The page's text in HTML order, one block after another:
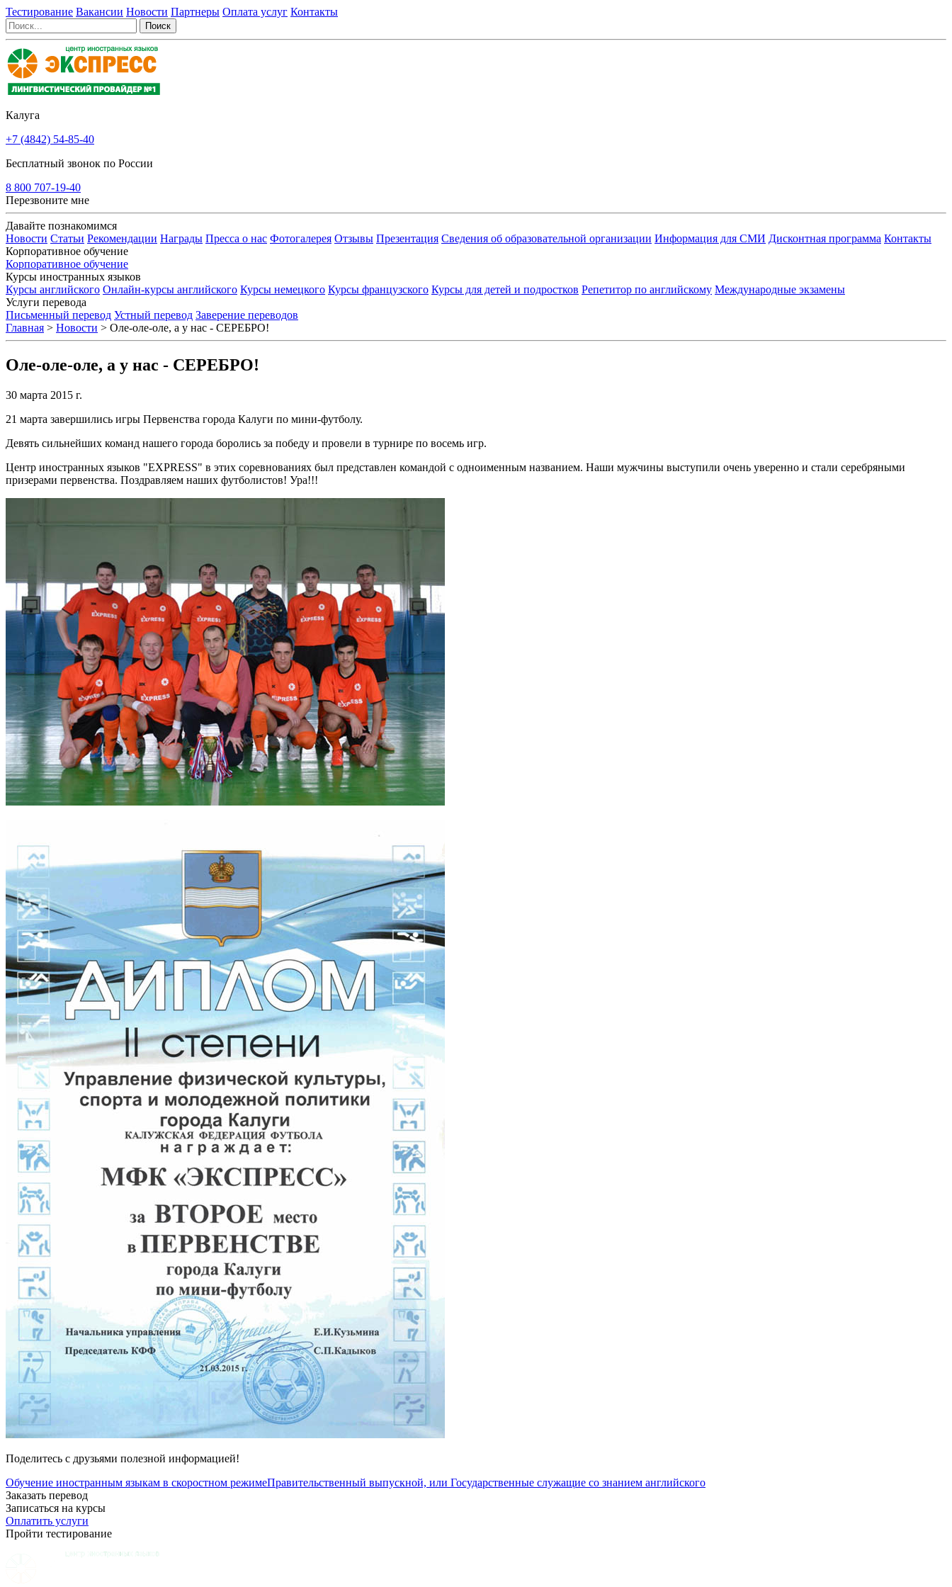
Тестирование Вакансии Новости Партнеры Оплата услуг Контакты
Калуга
+7 (4842) 54-85-40
Бесплатный звонок по России
8 800 707-19-40
Перезвоните мне
Давайте познакомимся
Новости Статьи Рекомендации Награды Пресса о нас Фотогалерея Отзывы Презентация Сведения об образовательной организации Информация для СМИ Дисконтная программа Контакты
Корпоративное обучение
Корпоративное обучение
Курсы иностранных языков
Курсы английского Онлайн-курсы английского Курсы немецкого Курсы французского Курсы для детей и подростков Репетитор по английскому Международные экзамены
Услуги перевода
Письменный перевод Устный перевод Заверение переводов
Главная > Новости > Оле-оле-оле, а у нас - СЕРЕБРО!
Оле-оле-оле, а у нас - СЕРЕБРО!
30 марта 2015 г.
21 марта завершились игры Первенства города Калуги по мини-футболу.
Девять сильнейших команд нашего города боролись за победу и провели в турнире по восемь игр.
Центр иностранных языков "EXPRESS" в этих соревнованиях был представлен командой с одноименным названием. Наши мужчины выступили очень уверенно и стали серебряными
призерами первенства. Поздравляем наших футболистов! Ура!!!
Поделитесь с друзьями полезной информацией!
Обучение иностранным языкам в скоростном режимеПравительственный выпускной, или Государственные служащие со знанием английского
Заказать перевод
Записаться на курсы
Оплатить услуги
Пройти тестирование